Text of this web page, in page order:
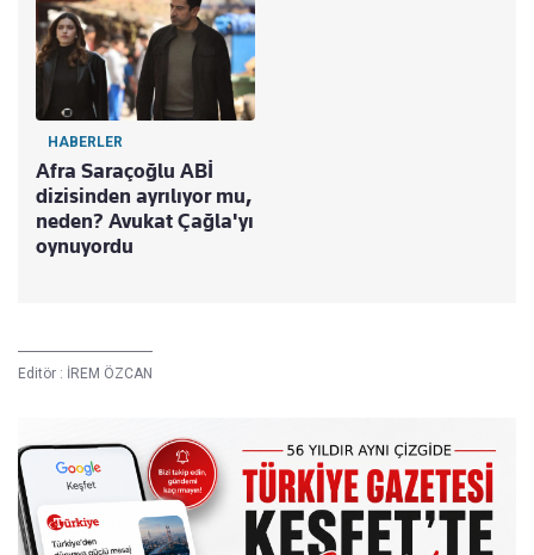
HABERLER
Afra Saraçoğlu ABİ
dizisinden ayrılıyor mu,
neden? Avukat Çağla'yı
oynuyordu
Editör : İREM ÖZCAN